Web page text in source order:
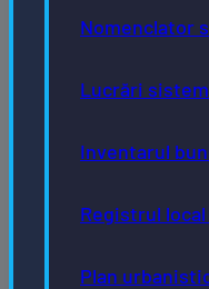
Nomenclator
Lucrări
Inventarul
Registrul
Plan